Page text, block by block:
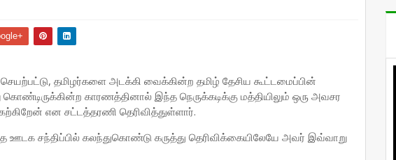
தமிழர்களை அடக்கி வைக்கின்ற தமிழ் தேசிய கூட்டமைப்பின்
காரணத்தினால் இந்த நெருக்கடிக்கு மத்தியிலும் ஒரு அவசர
என சட்டத்தரணி தெரிவித்துள்ளார்.
சந்திப்பில் கலந்துகொண்டு கருத்து தெரிவிக்கையிலேயே அவர் இவ்வாறு